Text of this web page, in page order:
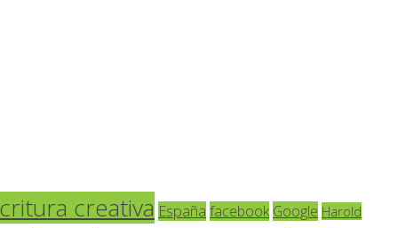
creativa España facebook Google Harold